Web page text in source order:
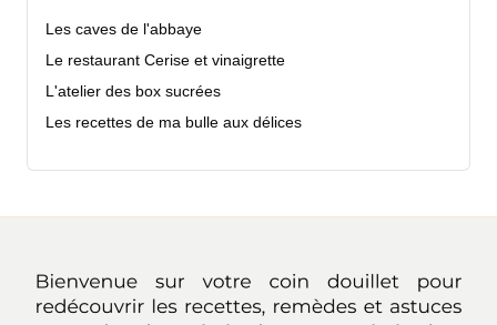
Les caves de l'abbaye
Le restaurant Cerise et vinaigrette
L'atelier des box sucrées
Les recettes de ma bulle aux délices